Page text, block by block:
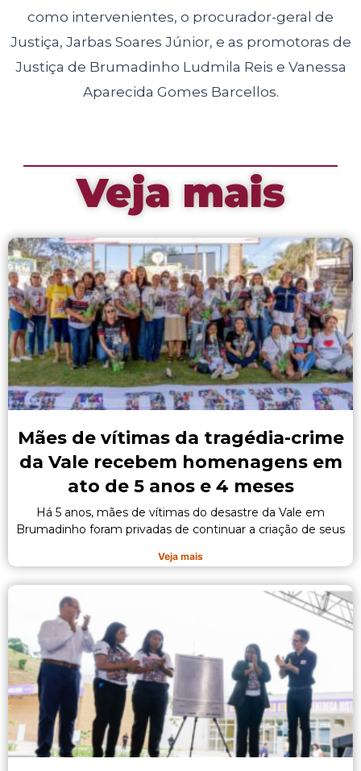
como intervenientes, o procurador-geral de
Justiça, Jarbas Soares Júnior, e as promotoras de
Justiça de Brumadinho Ludmila Reis e Vanessa
Aparecida Gomes Barcellos.
Veja mais
Mães de vítimas da tragédia-crime
da Vale recebem homenagens em
ato de 5 anos e 4 meses
Há 5 anos, mães de vítimas do desastre da Vale em
Brumadinho foram privadas de continuar a criação de seus
Veja mais